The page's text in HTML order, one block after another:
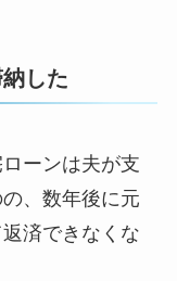
した
ーンは夫が支
、数年後に元
済できなくな